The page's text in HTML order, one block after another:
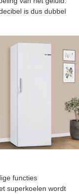
is dus dubbel
functies
superkoelen wordt